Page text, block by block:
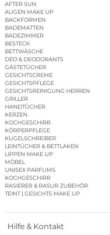
AFTER SUN
AUGEN MAKE UP
BACKFORMEN
BADEMATTEN
BADEZIMMER
BESTECK
BETTWÄSCHE
DEO & DEODORANTS
GÄSTETÜCHER
GESICHTSCREME
GESICHTSPFLEGE
GESICHTSREINIGUNG HERREN
GRILLER
HANDTÜCHER
KERZEN
KOCHGESCHIRR
KÖRPERPFLEGE
KUGELSCHREIBER
LEINTÜCHER & BETTLAKEN
LIPPEN MAKE UP
MÖBEL
UNISEX PARFUMS
KOCHGESCHIRR
RASIERER & RASUR ZUBEHÖR
TEINT | GESICHTS MAKE UP
Hilfe & Kontakt